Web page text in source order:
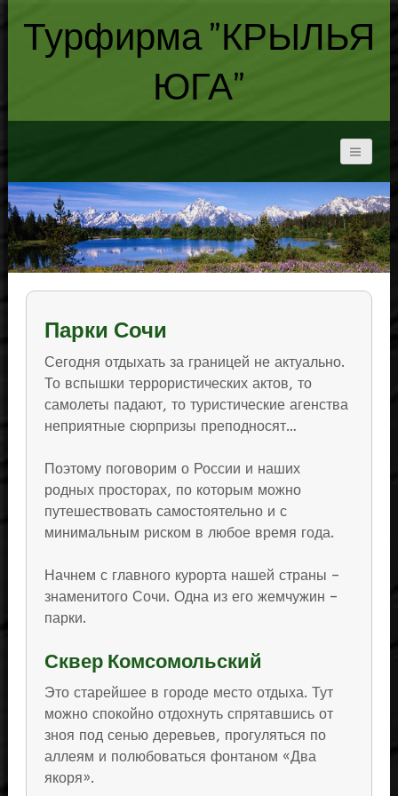
Турфирма "КРЫЛЬЯ
ЮГА"
Парки Сочи
Сегодня отдыхать за границей не актуально.
То вспышки террористических актов, то
самолеты падают, то туристические агенства
неприятные сюрпризы преподносят…
Поэтому поговорим о России и наших
родных просторах, по которым можно
путешествовать самостоятельно и с
минимальным риском в любое время года.
Начнем с главного курорта нашей страны –
знаменитого Сочи. Одна из его жемчужин –
парки.
Сквер Комсомольский
Это старейшее в городе место отдыха. Тут
можно спокойно отдохнуть спрятавшись от
зноя под сенью деревьев, прогуляться по
аллеям и полюбоваться фонтаном «Два
якоря».